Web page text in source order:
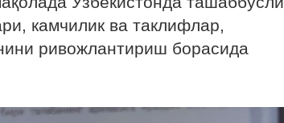
камчилик ва таклифлар,
ривожлантириш борасида